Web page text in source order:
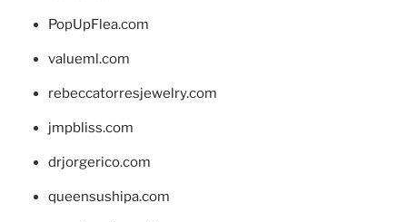
PopUpFlea.com
valueml.com
rebeccatorresjewelry.com
jmpbliss.com
drjorgerico.com
queensushipa.com